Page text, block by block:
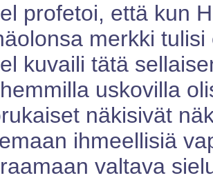
profetoi, että kun
merkki
kuvaili tätä
uskovilla
näkisivät
ihmeellisiä
valtava